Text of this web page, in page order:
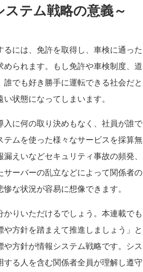
テム戦略の意義～
には、免許を取得し、車検に通った
られます。もし免許や車検制度、道
でも好き勝手に運転できる社会だと
状態になってしまいます。
に何の取り決めもなく、社員が誰で
ムを使った様々なサービスを採算無
えいなどセキュリティ事故の頻発、
ーバーの乱立などによって関係者の
な状況が容易に想像できます。
りいただけるでしょう。本連載でも
方針を踏まえて推進しましょう」と
方針が情報システム戦略です。シス
る人を含む関係者全員が理解し遵守